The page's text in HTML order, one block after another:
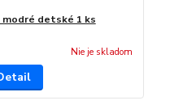
modré detské 1 ks
Nie je skladom